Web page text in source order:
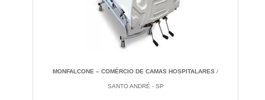
MONFALCONE – COMÉRCIO DE CAMAS HOSPITALARES /
SANTO ANDRÉ - SP